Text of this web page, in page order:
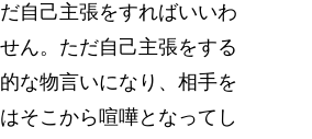
自己主張をすればいいわ
ん。ただ自己主張をする
な物言いになり、相手を
そこから喧嘩となってし